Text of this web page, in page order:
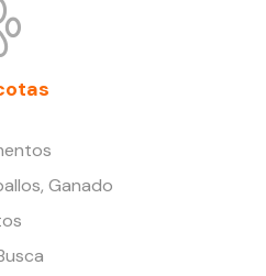
Ganado